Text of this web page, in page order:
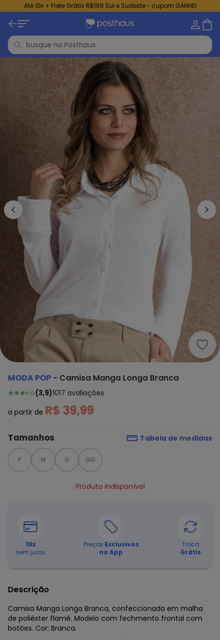
Até 10x + Frete Grátis R$199 Sul e Sudeste - cupom GANHEI
MODA POP - Camisa Manga Longa Branca
(3,9)1017 avaliações
a partir de R$ 39,99
Tamanhos Tabela de medidas
P M G GG
Produto indisponível
10x
sem juros
Preços Exclusivos
no App
Troca
Grátis
Descrição
Camisa Manga Longa Branca, confeccionada em malha
de poliéster flamê. Modelo com fechmento frontal com
botões. Cor: Branca.